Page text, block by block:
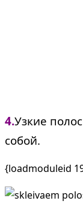
4.Узкие
собой.
{loadmoduleid